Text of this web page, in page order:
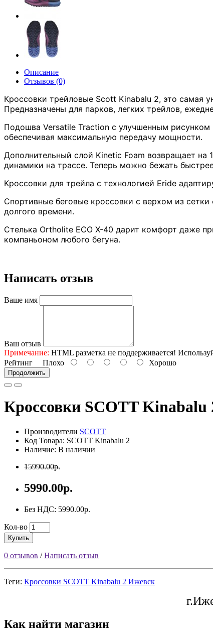
Описание
Отзывов (0)
Кроссовки трейловые Scott Kinabalu 2, это самая
Предназначены для парков, легких трейлов,
Подошва Versatile Traction с улучшенным рисунком
обеспечивая максимальную передачу мощности.
Дополнительный слой Kinetic Foam возвращает на
динамики на трассе. Теперь можно бежать
Кроссовки для трейла с технологией Eride
Спортивные беговые кроссовки с верхом из
долгого времени.
Стелька Ortholite ECO X-40 дарит комфорт даже
компаньоном любого бегуна.
Написать отзыв
Ваше имя
Ваш отзыв
Примечание: HTML разметка не поддерживается!
Рейтинг Плохо Хорошо
Продолжить
Кроссовки SCOTT
Производители SCOTT
Код Товара: SCOTT Kinabalu 2
Наличие: В наличии
15990.00р.
5990.00р.
Без НДС: 5990.00р.
Кол-во
Купить
0 отзывов /Написать отзыв
Теги: Кроссовки SCOTT Kinabalu 2 Ижевск
Как найти магазин